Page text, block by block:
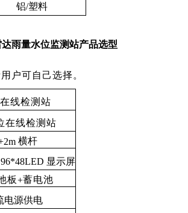
铝/塑料
雨量水位监测站产品选型
户可自己选择。
线检测站
在线检测站
横杆
96*48LED 显示屏
板+蓄电池
电源供电